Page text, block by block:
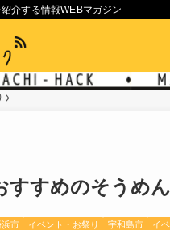
介する情報WEBマガジン
すすめのそうめ
浜市 イベント・お祭り 宇和島市 イ